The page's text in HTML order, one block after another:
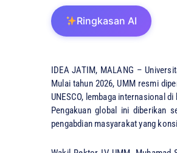
Ringkasan AI
IDEA JATIM, ​MALANG –
Mulai tahun 2026, UMM resmi
UNESCO, lembaga internasional
​Pengakuan global ini diberikan
pengabdian masyarakat yang